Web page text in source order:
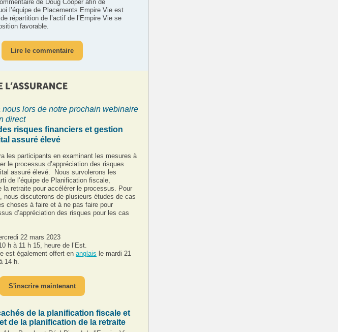
de Doug Cooper afin de
l’équipe de Placements Empire Vie est
répartition de l’actif de l’Empire Vie se
favorable.
Lire le commentaire
lors de notre prochain webinaire
direct
risques financiers et gestion
assuré élevé
les participants en examinant les mesures à
le processus d’appréciation des risques
assuré élevé. Nous survolerons les
de l’équipe de Planification fiscale,
la retraite pour accélérer le processus. Pour
nous discuterons de plusieurs études de cas
choses à faire et à ne pas faire pour
d’appréciation des risques pour les cas
22 mars 2023
h à 11 h 15, heure de l’Est.
est également offert en anglais le mardi 21
14 h.
S'inscrire maintenant
de la planification fiscale et
de la planification de la retraite